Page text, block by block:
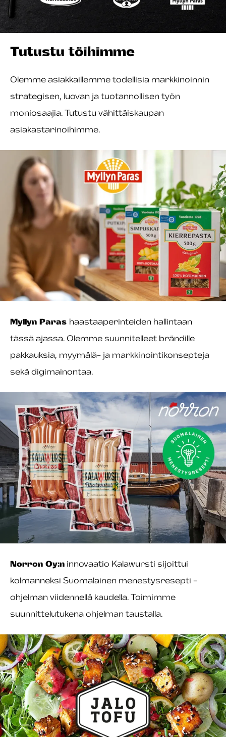
Tutustu töihimme
Olemme asiakkaillemme todellisia markkinoinnin
strategisen, luovan ja tuotannollisen työn
moniosaajia. Tutustu vähittäiskaupan
asiakastarinoihimme.
Myllyn Paras haastaaperinteiden hallintaan
tässä ajassa. Olemme suunnitelleet brändille
pakkauksia, myymälä- ja markkinointikonsepteja
sekä digimainontaa.
Norron Oy:n innovaatio Kalawursti sijoittui
kolmanneksi Suomalainen menestysresepti -
ohjelman viidennellä kaudella. Toimimme
suunnittelutukena ohjelman taustalla.